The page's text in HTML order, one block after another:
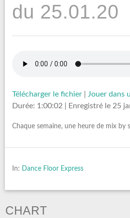
du 25.01.20
Télécharger le fichier Jouer dans
Durée: 1:00:02
Enregistré le 25
Chaque semaine, une heure de mix by
In: Dance Floor Express
CHART